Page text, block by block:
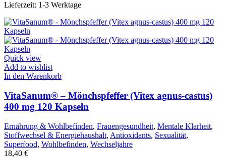
Lieferzeit: 1-3 Werktage
Quick view
Add to wishlist
In den Warenkorb
VitaSanum® – Mönchspfeffer (Vitex agnus-castus)
400 mg 120 Kapseln
Ernährung & Wohlbefinden, Frauengesundheit, Mentale Klarheit,
Stoffwechsel & Energiehaushalt, Antioxidants, Sexualität,
Superfood, Wohlbefinden, Wechseljahre
18,40 €